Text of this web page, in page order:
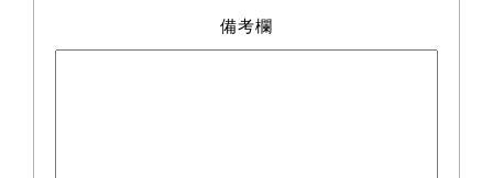
備考欄